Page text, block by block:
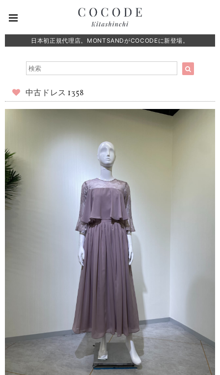
日本初正規代理店。MONTSANDがCOCODEに新登場。
中古ドレス 1358